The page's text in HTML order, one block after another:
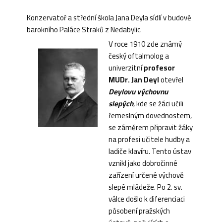
Konzervatoř a střední škola Jana Deyla sídlí v budově
barokního Paláce Straků z Nedabylic.
V roce 1910 zde známý
český oftalmolog a
univerzitníprofesor
MUDr. Jan Deylotevřel
Deylovu výchovnu
slepých, kde se žáci učili
řemeslným dovednostem,
se záměrem připravit žáky
na profesi učitele hudby a
ladiče klavíru. Tento ústav
vznikl jako dobročinné
zařízení určené výchově
slepé mládeže. Po 2. sv.
válce došlo k diferenciaci
působení pražských